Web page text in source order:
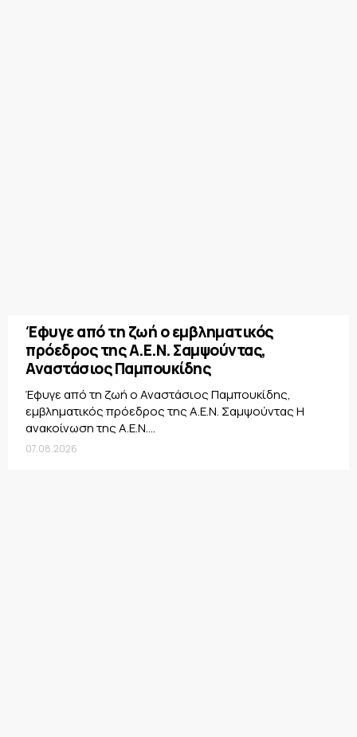
Έφυγε από τη ζωή ο εμβληματικός
πρόεδρος της Α.Ε.Ν. Σαμψούντας,
Αναστάσιος Παμπουκίδης
Έφυγε από τη ζωή ο Αναστάσιος Παμπουκίδης,
εμβληματικός πρόεδρος της Α.Ε.Ν. Σαμψούντας Η
ανακοίνωση της Α.Ε.Ν....
07.08.2026